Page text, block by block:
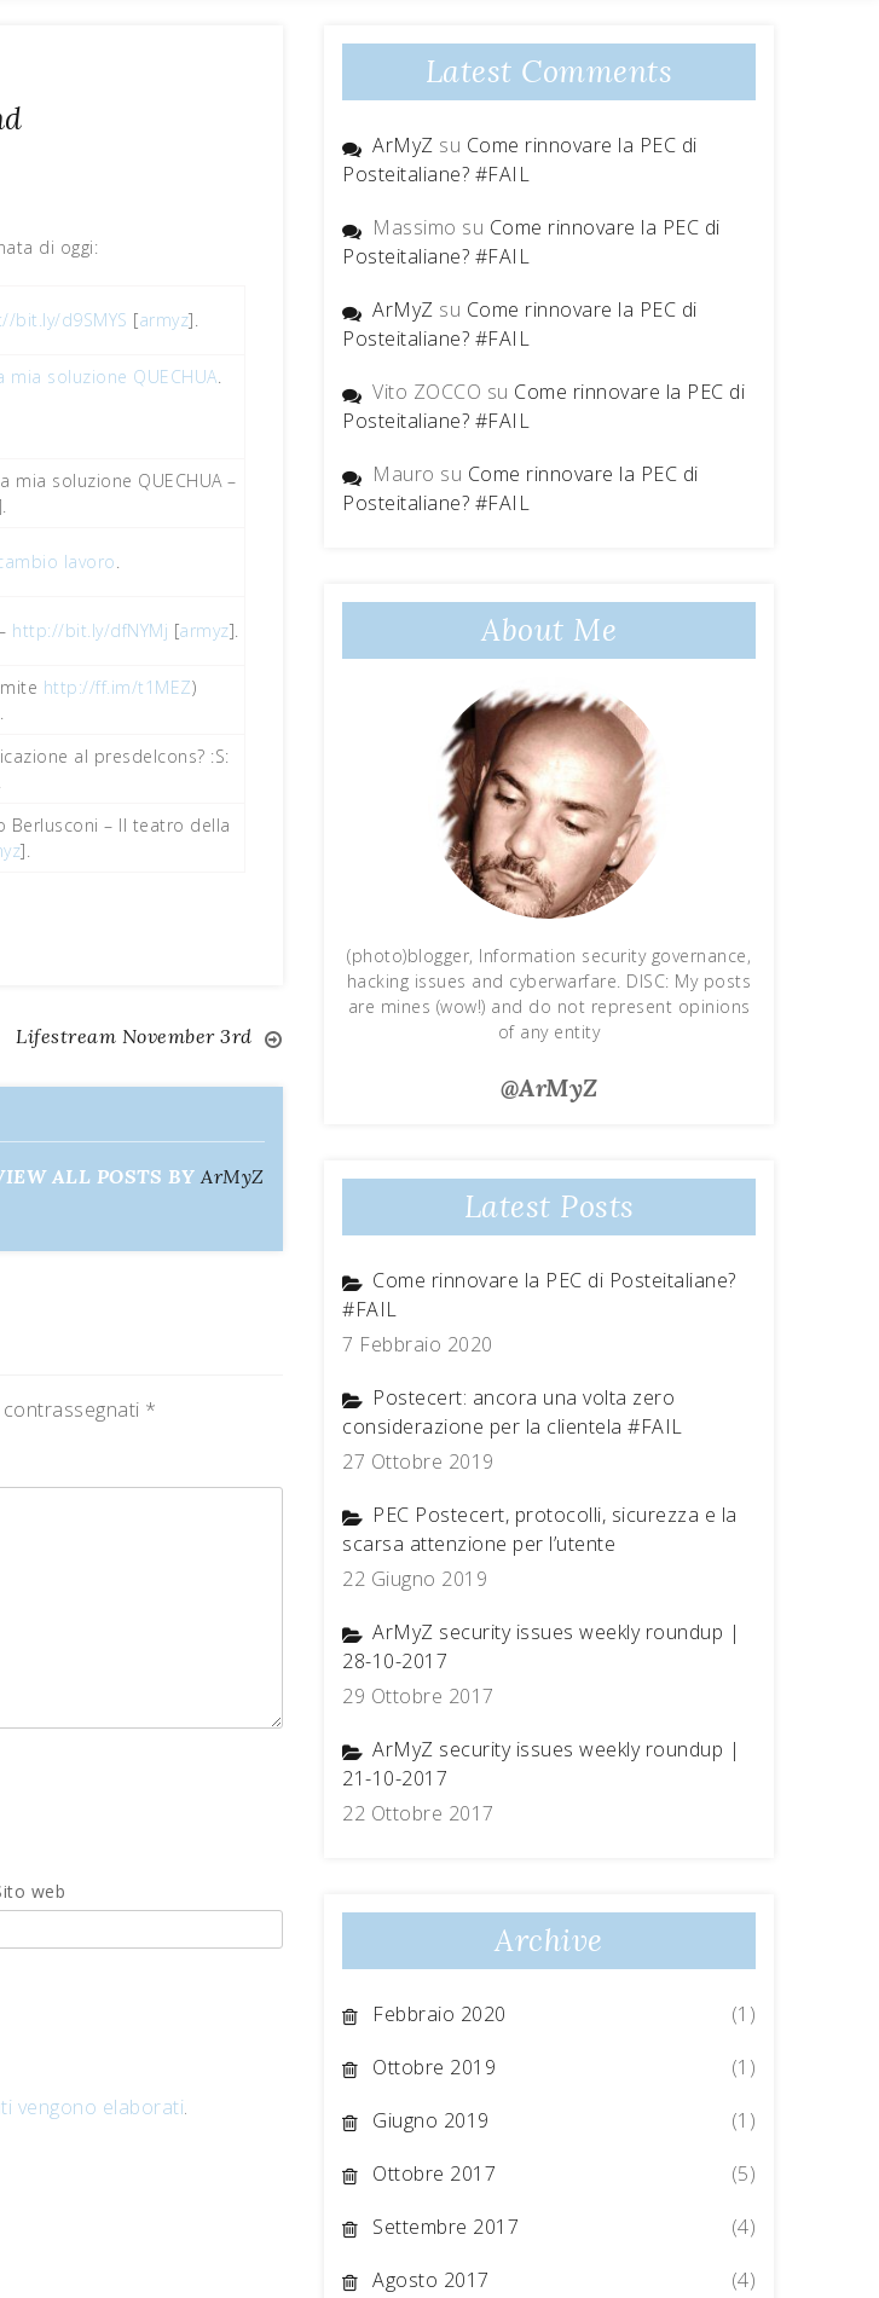
di oggi:
bit.ly/d9SMYS [armyz].
soluzione QUECHUA.
mia soluzione QUECHUA –
lavoro.
http://bit.ly/dfNYMj [armyz].
http://ff.im/t1MEZ)
al presdelcons? :S:
Berlusconi – Il teatro della
].
Lifestream November 3rd
ALL POSTS BYArMyZ
*
web
vengono elaborati.
Latest Comments
ArMyZ su Come rinnovare la PEC di
Posteitaliane? #FAIL
Massimo su Come rinnovare la PEC di
Posteitaliane? #FAIL
ArMyZ su Come rinnovare la PEC di
Posteitaliane? #FAIL
Vito ZOCCO su Come rinnovare la PEC di
Posteitaliane? #FAIL
Mauro su Come rinnovare la PEC di
Posteitaliane? #FAIL
About Me
(photo)blogger, Information security governance,
hacking issues and cyberwarfare. DISC: My posts
are mines (wow!) and do not represent opinions
of any entity
@ArMyZ
Latest Posts
Come rinnovare la PEC di Posteitaliane?
#FAIL
7 Febbraio 2020
Postecert: ancora una volta zero
considerazione per la clientela #FAIL
27 Ottobre 2019
PEC Postecert, protocolli, sicurezza e la
scarsa attenzione per l’utente
22 Giugno 2019
ArMyZ security issues weekly roundup |
28-10-2017
29 Ottobre 2017
ArMyZ security issues weekly roundup |
21-10-2017
22 Ottobre 2017
Archive
Febbraio 2020
(1)
Ottobre 2019
(1)
Giugno 2019
(1)
Ottobre 2017
(5)
Settembre 2017
(4)
Agosto 2017
(4)